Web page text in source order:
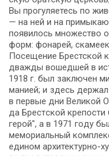
Вы про­гу­ля­е­тесь по
— на ней и на
появилось мно­же­ство
форм: фонарей,
По­се­ще­ние Брестской
два­жды во­шед­шей в
1918 г. был за­клю­чен
ма­ни­ей; и здесь
в пер­вые дни Ве­ли­кой
да Брест­ской
герой", а в 1971 го­ду
мемориальный
еди­ном архитектурно-